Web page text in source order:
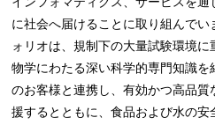
に社会へ届けることに取り組んで
ォリオは、規制下の大量試験環境
物学にわたる深い科学的専門知識
のお客様と連携し、有効かつ高品
援するとともに、食品および水の